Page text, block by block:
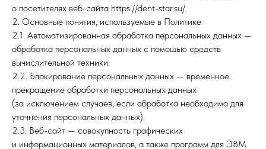
о посетителях веб-сайта https://dent-star.su/.
2. Основные понятия, используемые в Политике
2.1. Автоматизированная обработка персональных данных —
обработка персональных данных с помощью средств
вычислительной техники.
2.2. Блокирование персональных данных — временное
прекращение обработки персональных данных
(за исключением случаев, если обработка необходима для
уточнения персональных данных).
2.3. Веб-сайт — совокупность графических
и информационных материалов, а также программ для ЭВМ